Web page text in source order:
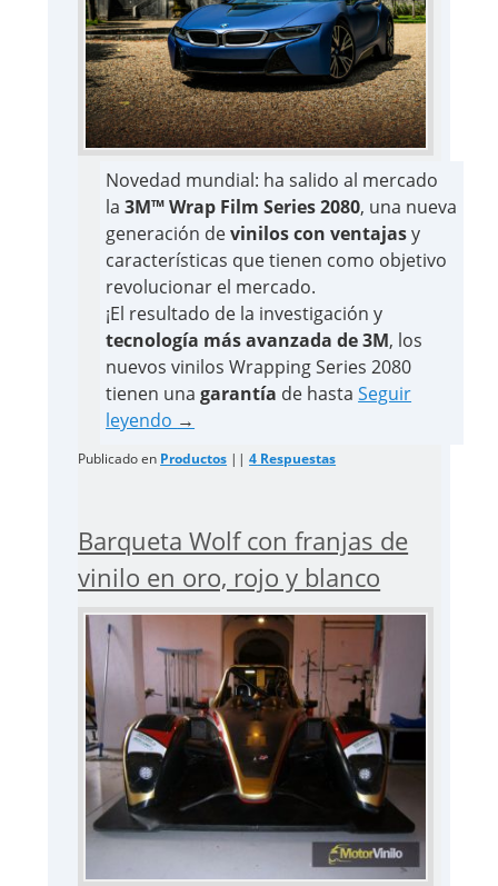
Novedad mundial: ha salido al mercado
la3M™ Wrap Film Series 2080, una nueva
generación devinilos con ventajasy
características que tienen como objetivo
revolucionar el mercado.
¡El resultado de la investigación y
tecnología más avanzada de 3M, los
nuevos vinilos Wrapping Series 2080
tienen unagarantía de hastaSeguir
leyendo →
Publicado en Productos ||4 Respuestas
Barqueta Wolf con franjas de
vinilo en oro, rojo y blanco